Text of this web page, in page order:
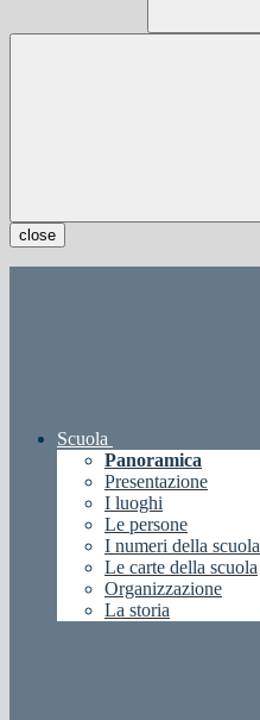
close
Scuola
Panoramica
Presentazione
I luoghi
Le persone
I numeri della scuola
Le carte della scuola
Organizzazione
La storia